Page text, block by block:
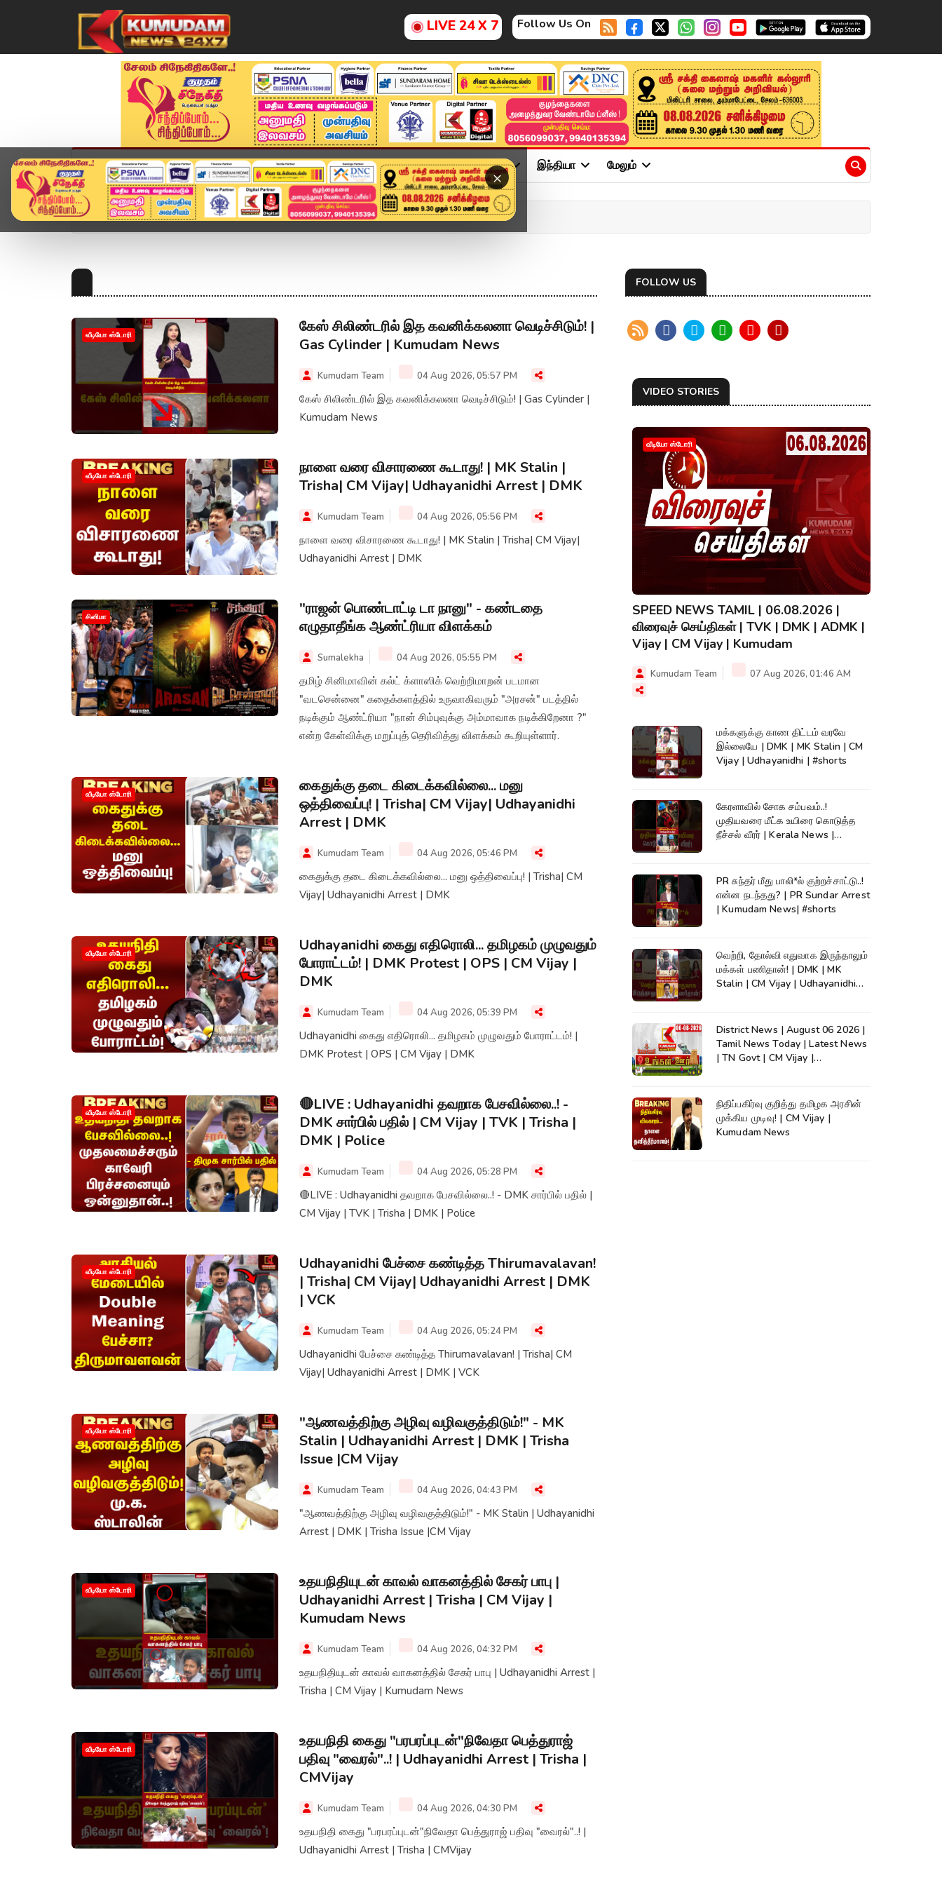
LIVE 24 X 7 Follow Us On
×
முகப்பு விளையாட்டு அண்மை தமிழ்நாடு சினிமா அரசியல் விளையாட்டு இந்தியா மேலும்
Home
வீடியோ ஸ்டோரி
கேஸ் சிலிண்டரில் இத கவனிக்கலனா வெடிச்சிடும்! |
Gas Cylinder | Kumudam News
Kumudam Team 04 Aug 2026, 05:57 PM
கேஸ் சிலிண்டரில் இத கவனிக்கலனா வெடிச்சிடும்! | Gas Cylinder |
Kumudam News
வீடியோ ஸ்டோரி
நாளை வரை விசாரணை கூடாது! | MK Stalin |
Trisha| CM Vijay| Udhayanidhi Arrest | DMK
Kumudam Team 04 Aug 2026, 05:56 PM
நாளை வரை விசாரணை கூடாது! | MK Stalin | Trisha| CM Vijay|
Udhayanidhi Arrest | DMK
சினிமா
"ராஜன் பொண்டாட்டி டா நானு" - கண்டதை
எழுதாதீங்க ஆண்ட்ரியா விளக்கம்
Sumalekha 04 Aug 2026, 05:55 PM
தமிழ் சினிமாவின் கல்ட் க்ளாஸிக் வெற்றிமாறன் படமான
"வடசென்னை" கதைக்களத்தில் உருவாகிவரும் "அரசன்" படத்தில்
நடிக்கும் ஆண்ட்ரியா "நான் சிம்புவுக்கு அம்மாவாக நடிக்கிறேனா ?"
என்ற கேள்விக்கு மறுப்புத் தெரிவித்து விளக்கம் கூறியுள்ளார்.
வீடியோ ஸ்டோரி
கைதுக்கு தடை கிடைக்கவில்லை... மனு
ஒத்திவைப்பு! | Trisha| CM Vijay| Udhayanidhi
Arrest | DMK
Kumudam Team 04 Aug 2026, 05:46 PM
கைதுக்கு தடை கிடைக்கவில்லை... மனு ஒத்திவைப்பு! | Trisha| CM
Vijay| Udhayanidhi Arrest | DMK
வீடியோ ஸ்டோரி
Udhayanidhi கைது எதிரொலி... தமிழகம் முழுவதும்
போராட்டம்! | DMK Protest | OPS | CM Vijay |
DMK
Kumudam Team 04 Aug 2026, 05:39 PM
Udhayanidhi கைது எதிரொலி... தமிழகம் முழுவதும் போராட்டம்! |
DMK Protest | OPS | CM Vijay | DMK
வீடியோ ஸ்டோரி
🔴LIVE : Udhayanidhi தவறாக பேசவில்லை..! -
DMK சார்பில் பதில் | CM Vijay | TVK | Trisha |
DMK | Police
Kumudam Team 04 Aug 2026, 05:28 PM
🔴LIVE : Udhayanidhi தவறாக பேசவில்லை..! - DMK சார்பில் பதில் |
CM Vijay | TVK | Trisha | DMK | Police
வீடியோ ஸ்டோரி
Udhayanidhi பேச்சை கண்டித்த Thirumavalavan!
| Trisha| CM Vijay| Udhayanidhi Arrest | DMK
| VCK
Kumudam Team 04 Aug 2026, 05:24 PM
Udhayanidhi பேச்சை கண்டித்த Thirumavalavan! | Trisha| CM
Vijay| Udhayanidhi Arrest | DMK | VCK
வீடியோ ஸ்டோரி
"ஆணவத்திற்கு அழிவு வழிவகுத்திடும்!" - MK
Stalin | Udhayanidhi Arrest | DMK | Trisha
Issue |CM Vijay
Kumudam Team 04 Aug 2026, 04:43 PM
"ஆணவத்திற்கு அழிவு வழிவகுத்திடும்!" - MK Stalin | Udhayanidhi
Arrest | DMK | Trisha Issue |CM Vijay
வீடியோ ஸ்டோரி
உதயநிதியுடன் காவல் வாகனத்தில் சேகர் பாபு |
Udhayanidhi Arrest | Trisha | CM Vijay |
Kumudam News
Kumudam Team 04 Aug 2026, 04:32 PM
உதயநிதியுடன் காவல் வாகனத்தில் சேகர் பாபு | Udhayanidhi Arrest |
Trisha | CM Vijay | Kumudam News
வீடியோ ஸ்டோரி
உதயநிதி கைது "பரபரப்புடன்"நிவேதா பெத்துராஜ்
பதிவு "வைரல்"..! | Udhayanidhi Arrest | Trisha |
CMVijay
Kumudam Team 04 Aug 2026, 04:30 PM
உதயநிதி கைது "பரபரப்புடன்"நிவேதா பெத்துராஜ் பதிவு "வைரல்"..! |
Udhayanidhi Arrest | Trisha | CMVijay
FOLLOW US
VIDEO STORIES
வீடியோ ஸ்டோரி
SPEED NEWS TAMIL | 06.08.2026 |
விரைவுச் செய்திகள் | TVK | DMK | ADMK |
Vijay | CM Vijay | Kumudam
Kumudam Team 07 Aug 2026, 01:46 AM
மக்களுக்கு காண திட்டம் வரவே
இல்லையே | DMK | MK Stalin | CM
Vijay | Udhayanidhi | #shorts
கேரளாவில் சோக சம்பவம்..!
முதியவரை மீட்க உயிரை கொடுத்த
நீச்சல் வீரர் | Kerala News |
PR சுந்தர் மீது பாலி*ல் குற்றச்சாட்டு..!
என்ன நடந்தது? | PR Sundar Arrest
| Kumudam News| #shorts
வெற்றி, தோல்வி எதுவாக இருந்தாலும்
மக்கள் பணிதான்! | DMK | MK
Stalin | CM Vijay | Udhayanidhi
District News | August 06 2026 |
Tamil News Today | Latest News
| TN Govt | CM Vijay |
நிதிப்பகிர்வு குறித்து தமிழக அரசின்
முக்கிய முடிவு! | CM Vijay |
Kumudam News